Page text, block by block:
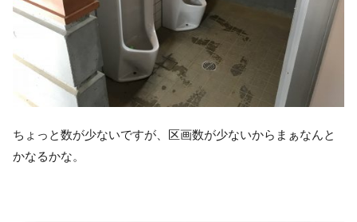
ちょっと数が少ないですが、区画数が少ないからまぁなんと
かなるかな。